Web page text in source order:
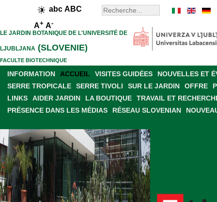
abc ABC
A+ A-
LE JARDIN BOTANIQUE DE L'UNIVERSITÉ DE
LJUBLJANA (SLOVENIE)
FACULTE BIOTECHNIQUE
INFORMATION ACCUEIL VISITES GUIDÉES
NOUVELLES ET
SERRE TROPICALE
SERRE TIVOLI SUR LE JARDIN OFFRE
LINKS
AIDER JARDIN LA BOUTIQUE
TRAVAIL ET
PRÉSENCE DANS LES MÉDIAS
RÉSEAU SLOVENIAN